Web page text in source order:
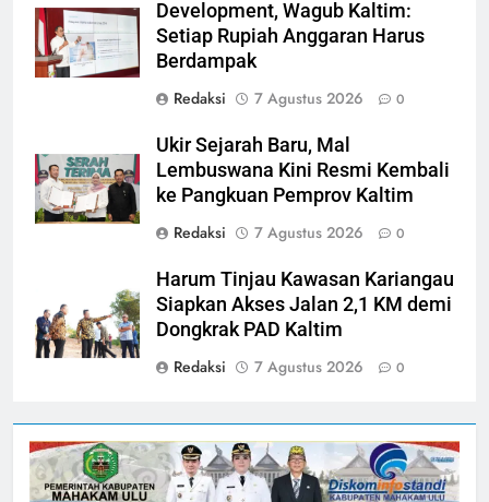
Development, Wagub Kaltim:
Setiap Rupiah Anggaran Harus
Berdampak
Redaksi
7 Agustus 2026 0
Ukir Sejarah Baru, Mal
Lembuswana Kini Resmi Kembali
ke Pangkuan Pemprov Kaltim
Redaksi
7 Agustus 2026 0
Harum Tinjau Kawasan Kariangau
Siapkan Akses Jalan 2,1 KM demi
Dongkrak PAD Kaltim
Redaksi
7 Agustus 2026 0